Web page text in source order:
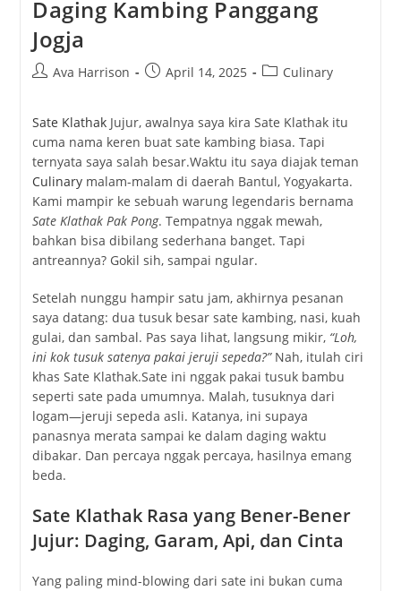
Daging Kambing Panggang
Jogja
PostAva Harrison
PostApril 14, 2025
PostCulinary
Sate KlathakJujur, awalnya saya kira Sate Klathak itu
cuma nama keren buat sate kambing biasa. Tapi
ternyata saya salah besar.Waktu itu saya diajak teman
Culinarymalam-malam di daerah Bantul, Yogyakarta.
Kami mampir ke sebuah warung legendaris bernama
Sate Klathak Pak Pong. Tempatnya nggak mewah,
bahkan bisa dibilang sederhana banget. Tapi
antreannya? Gokil sih, sampai ngular.
Setelah nunggu hampir satu jam, akhirnya pesanan
saya datang: dua tusuk besar sate kambing, nasi, kuah
gulai, dan sambal. Pas saya lihat, langsung mikir, “Loh,
ini kok tusuk satenya pakai jeruji sepeda?”Nah, itulah ciri
khas Sate Klathak.Sate ini nggak pakai tusuk bambu
seperti sate pada umumnya. Malah, tusuknya dari
logam—jeruji sepeda asli. Katanya, ini supaya
panasnya merata sampai ke dalam daging waktu
dibakar. Dan percaya nggak percaya, hasilnya emang
beda.
Sate Klathak Rasa yang Bener-Bener
Jujur: Daging, Garam, Api, dan Cinta
Yang paling mind-blowing dari sate ini bukan cuma